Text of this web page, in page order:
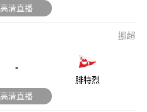
高清直播
挪超
-
腓特烈
高清直播